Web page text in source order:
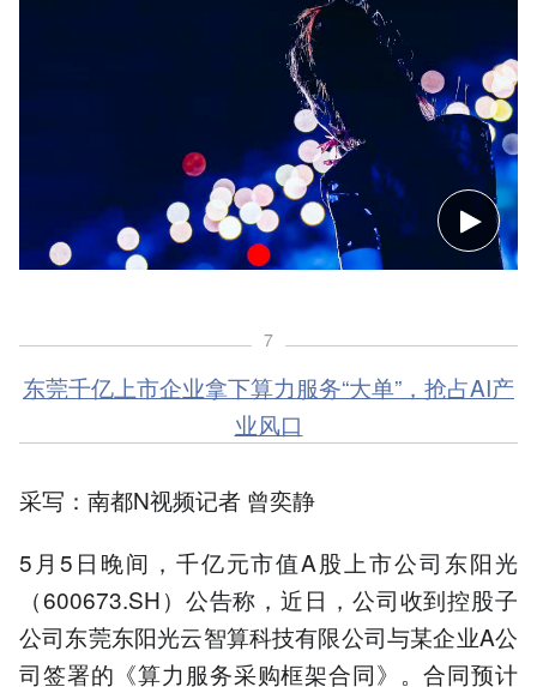
7
东莞千亿上市企业拿下算力服务“大单”，抢占AI产
业风口
采写：南都N视频记者 曾奕静
5月5日晚间，千亿元市值A股上市公司东阳光
（600673.SH）公告称，近日，公司收到控股子
公司东莞东阳光云智算科技有限公司与某企业A公
司签署的《算力服务采购框架合同》。合同预计